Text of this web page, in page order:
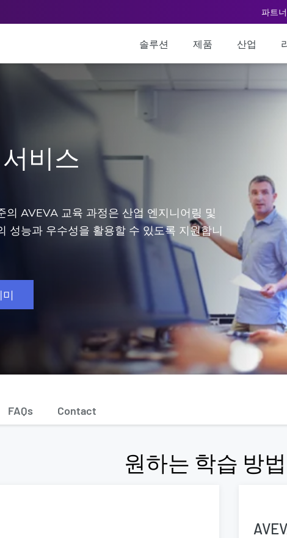
파트너
솔루션 제품 산업
비스
의 AVEVA 교육 과정은 산업 엔지니어링 및
성능과 우수성을 활용할 수 있도록 지원합니
미
FAQs Contact
원하는 학습 방